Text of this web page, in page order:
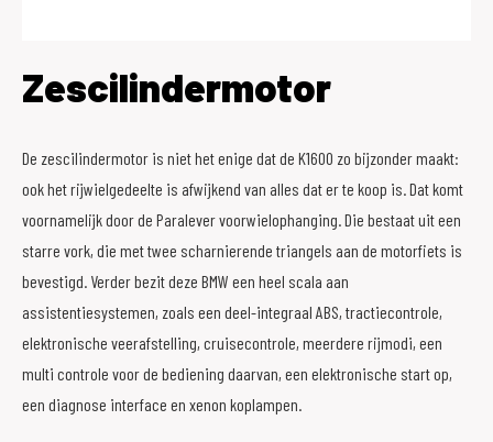
Zescilindermotor
De zescilindermotor is niet het enige dat de K1600 zo bijzonder maakt:
ook het rijwielgedeelte is afwijkend van alles dat er te koop is. Dat komt
voornamelijk door de Paralever voorwielophanging. Die bestaat uit een
starre vork, die met twee scharnierende triangels aan de motorfiets is
bevestigd. Verder bezit deze BMW een heel scala aan
assistentiesystemen, zoals een deel-integraal ABS, tractiecontrole,
elektronische veerafstelling, cruisecontrole, meerdere rijmodi, een
multi controle voor de bediening daarvan, een elektronische start op,
een diagnose interface en xenon koplampen.